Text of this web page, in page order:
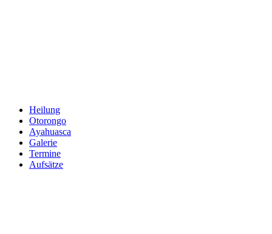
Heilung
Otorongo
Ayahuasca
Galerie
Termine
Aufsätze